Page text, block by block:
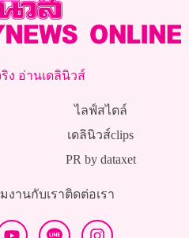
ง อ่านเดลินิวส์
ไลฟ์สไตล์
เดลินิวส์clips
PR by dataxet
งานกับเราติดต่อเรา